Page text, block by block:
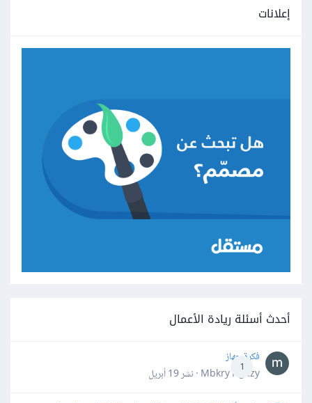
إعلانات
أحدث أسئلة ريادة الأعمال
1
فكرة جهاز
Mbkry Hgazy · نشر
19 أبريل